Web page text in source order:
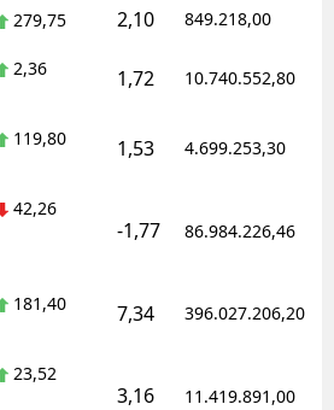
279,75 2,10 849.218,00
2,36 1,72 10.740.552,80
119,80 1,53 4.699.253,30
42,26
-1,77 86.984.226,46
181,40 7,34 396.027.206,20
23,52
3,16 11.419.891,00